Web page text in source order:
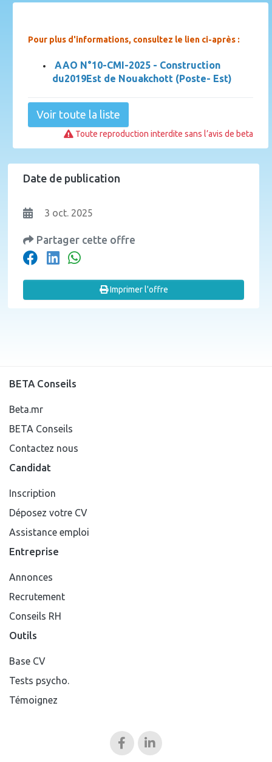
Pour plus d'informations, consultez le lien ci-après :
AAO N°10-CMI-2025 - Construction
du2019Est de Nouakchott (Poste- Est)
Voir toute la liste
Toute reproduction interdite sans l’avis de beta
Date de publication
3 oct. 2025
Partager cette offre
Imprimer l'offre
BETA Conseils
Beta.mr
BETA Conseils
Contactez nous
Candidat
Inscription
Déposez votre CV
Assistance emploi
Entreprise
Annonces
Recrutement
Conseils RH
Outils
Base CV
Tests psycho.
Témoignez